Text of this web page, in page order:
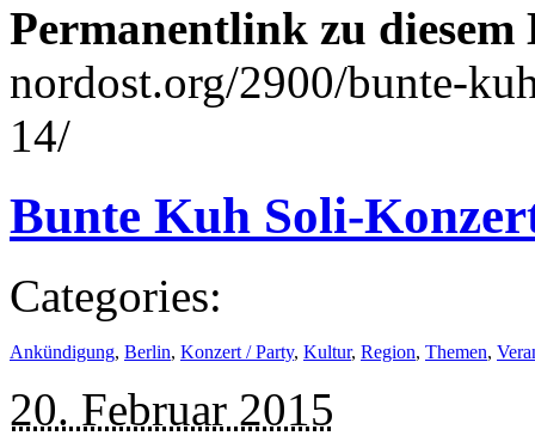
Permanentlink zu
nordost.org/2900/bunte-
14/
Bunte Kuh Soli-
Categories:
Ankündigung, Berlin, Konzert / Party, Kultur, Region, Themen,
20. Februar 2015